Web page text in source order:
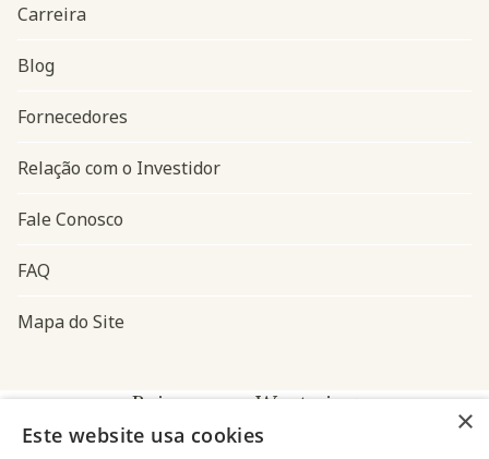
Navegação do rodapé
Carreira
Blog
Fornecedores
Relação com o Investidor
Fale Conosco
FAQ
Mapa do Site
Baixe o app Westwing
×
Este website usa cookies